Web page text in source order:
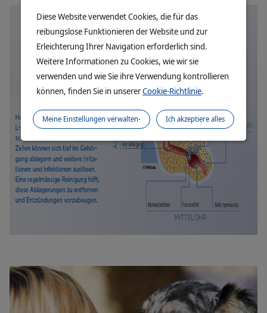
Diese Website verwendet Cookies, die für das
reibungslose Funktionieren der Website und zur
Erleichterung Ihrer Navigation erforderlich sind.
Weitere Informationen zu Cookies, wie wir sie
verwenden und wie Sie ihre Verwendung kontrollieren
können, finden Sie in unsererCookie-Richtlinie.
Ich akzeptiere alles
Meine Einstellungen verwalten-